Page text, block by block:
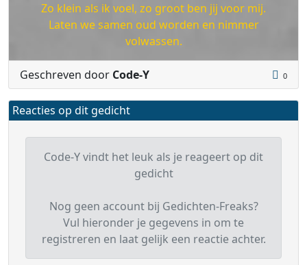
Zo klein als ik voel, zo groot ben jij voor mij.
Laten we samen oud worden en nimmer
volwassen.
Geschreven door Code-Y 0
Reacties op dit gedicht
Code-Y vindt het leuk als je reageert op dit
gedicht
Nog geen account bij Gedichten-Freaks?
Vul hieronder je gegevens in om te
registreren en laat gelijk een reactie achter.